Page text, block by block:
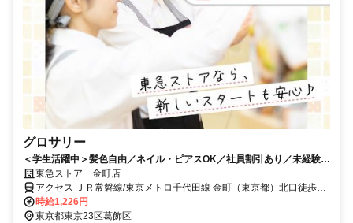
グロサリー
＜学生活躍中＞髪色自由／ネイル・ピアスOK／社員割引あり／未経験歓
迎 東急ストア 金町店
アクセス ＪＲ常磐線/東京メトロ千代田線 金町（東京都）北口徒歩約
2分、京成金町線 京成金町徒歩約4分、京成金町線 柴又徒歩約21分
時給1,226円
東京都東京23区葛飾区